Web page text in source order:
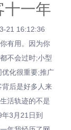
十一年
21 16:12:36
有用。因为你
不会过时;小型
化很重要;推广
后是好多人来
活轨迹的不是
3月21日到